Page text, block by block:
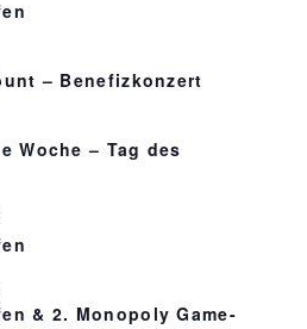
– Benefizkonzert
Woche – Tag des
& 2. Monopoly Game-